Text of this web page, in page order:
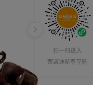
扫一扫进入
西诺迪斯尊享购